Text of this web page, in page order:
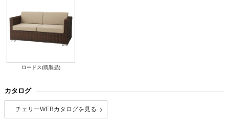
ロードス(既製品)
カタログ
チェリーWEBカタログを見る